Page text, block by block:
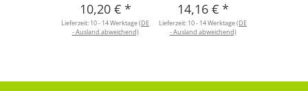
10,20 € *
Lieferzeit: 10 - 14 Werktage(DE
- Ausland abweichend)
14,16 € *
Lieferzeit: 10 - 14 Werktage(DE
- Ausland abweichend)